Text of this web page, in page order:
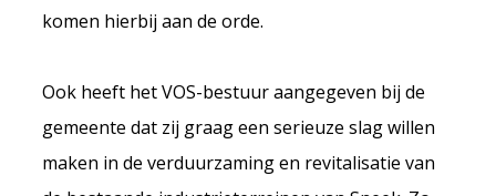
komen hierbij aan de orde.
Ook heeft het VOS-bestuur aangegeven bij de
gemeente dat zij graag een serieuze slag willen
maken in de verduurzaming en revitalisatie van